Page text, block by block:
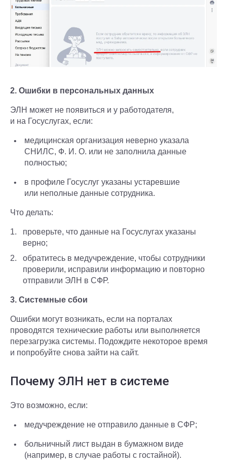
2. Ошибки в персональных данных
ЭЛН может не появиться и у работодателя,
и на Госуслугах, если:
медицинская организация неверно указала
СНИЛС, Ф. И. О. или не заполнила данные
полностью;
в профиле Госуслуг указаны устаревшие
или неполные данные сотрудника.
Что делать:
проверьте, что данные на Госуслугах указаны
верно;
обратитесь в медучреждение, чтобы сотрудники
проверили, исправили информацию и повторно
отправили ЭЛН в СФР.
3. Системные сбои
Ошибки могут возникать, если на порталах
проводятся технические работы или выполняется
перезагрузка системы. Подождите некоторое время
и попробуйте снова зайти на сайт.
Почему ЭЛН нет в системе
Это возможно, если:
медучреждение не отправило данные в СФР;
больничный лист выдан в бумажном виде
(например, в случае работы с гостайной).